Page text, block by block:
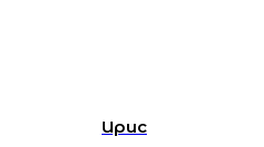
Ирис